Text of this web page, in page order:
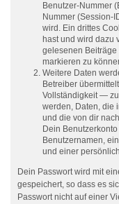
Benutzer-Nummer
Nummer (Session-
wird. Ein drittes
hast und wird dazu
gelesenen
markieren zu
Weitere Daten
Betreiber
Vollständigkeit —
werden, Daten, die
und die von dir
Dein
Benutzernamen,
und einer
Dein Passwort wird mit
gespeichert, so dass es
Passwort nicht auf einer